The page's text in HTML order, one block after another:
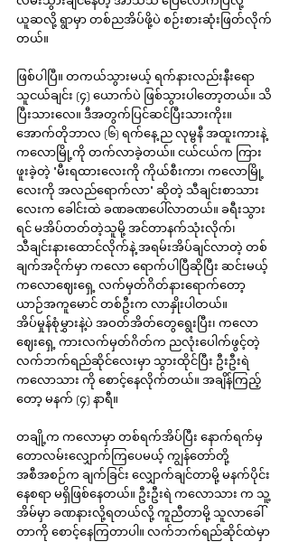
ယူဆလို့ ရွာမှာ တစ်ညအိပ်ဖို့ပဲ စဉ်းစားဆုံးဖြတ်လိုက်
တယ်။
ဖြစ်ပါပြီ။ တကယ်သွားမယ့် ရက်နားလည်းနီးရော
သူငယ်ချင်း (၄) ယောက်ပဲ ဖြစ်သွားပါတော့တယ်။ သိ
ပြီးသားလေ။ ဒီအတွက်ပြင်ဆင်ပြီးသားကိုး။
အောက်တိုဘာလ (၆) ရက်နေ့ ည လုမ္ဗနီ အထူးကားနဲ့
ကလောမြို့ကို တက်လာခဲ့တယ်။ ငယ်ငယ်က ကြား
ဖူးခဲ့တဲ့ "မီးရထားလေးကို ကိုယ်စီးကာ၊ ကလောမြို့
လေးကို အလည်ရောက်လာ" ဆိုတဲ့ သီချင်းစာသား
လေးက ခေါင်းထဲ ခဏခဏပေါ်လာတယ်။ ခရီးသွား
ရင် မအိပ်တတ်တဲ့သူမို့ အင်တာနက်သုံးလိုက်၊
သီချင်းနားထောင်လိုက်နဲ့ အရမ်းအိပ်ချင်လာတဲ့ တစ်
ချက်အငိုက်မှာ ကလော ရောက်ပါပြီဆိုပြီး ဆင်းမယ့်
ကလောဈေးရှေ့ လက်မှတ်ဂိတ်နားရောက်တော့
ယာဉ်အကူမောင် တစ်ဦးက လာနှိုးပါတယ်။
အိပ်မှုန်စုံမွှားနဲ့ပဲ အဝတ်အိတ်တွေရွေးပြီး၊ ကလော
ဈေးရှေ့ ကားလက်မှတ်ဂိတ်က ညလုံးပေါက်ဖွင့်တဲ့
လက်ဘက်ရည်ဆိုင်လေးမှာ သွားထိုင်ပြီး ဦးဦးရဲ
ကလောသား ကို စောင့်နေလိုက်တယ်။ အချိန်ကြည့်
တော့ မနက် (၄) နာရီ။
တချို့က ကလောမှာ တစ်ရက်အိပ်ပြီး နောက်ရက်မှ
တောလမ်းလျှောက်ကြပေမယ့် ကျွန်တော်တို့
အစီအစဉ်က ချက်ခြင်း လျှောက်ချင်တာမို့ မနက်ပိုင်း
နေစရာ မရှိဖြစ်နေတယ်။ ဦးဦးရဲ ကလောသား က သူ့
အိမ်မှာ ခဏနားလို့ရတယ်လို့ ကူညီတာမို့ သူလာခေါ်
တာကို စောင့်နေကြတာပါ။ လက်ဘက်ရည်ဆိုင်ထဲမှာ